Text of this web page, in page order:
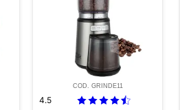
COD. GRINDE11
4.5